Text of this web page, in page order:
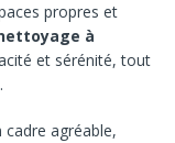
propres et
à
et sérénité, tout
cadre agréable,